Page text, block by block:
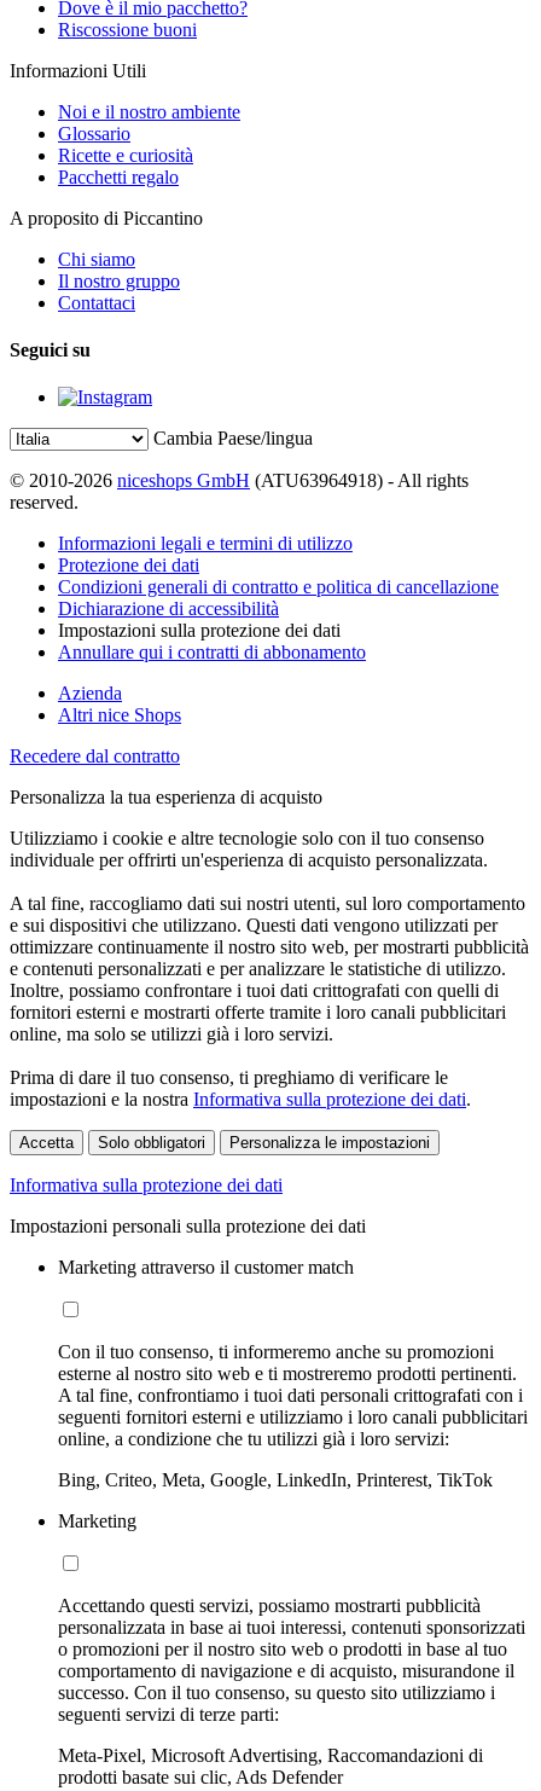
Dove è il mio pacchetto?
Riscossione buoni
Informazioni Utili
Noi e il nostro ambiente
Glossario
Ricette e curiosità
Pacchetti regalo
A proposito di Piccantino
Chi siamo
Il nostro gruppo
Contattaci
Seguici su
Cambia Paese/lingua
© 2010-2026 niceshops GmbH (ATU63964918) - All rights
reserved.
Informazioni legali e termini di utilizzo
Protezione dei dati
Condizioni generali di contratto e politica di cancellazione
Dichiarazione di accessibilità
Impostazioni sulla protezione dei dati
Annullare qui i contratti di abbonamento
Azienda
Altri nice Shops
Recedere dal contratto
Personalizza la tua esperienza di acquisto
Utilizziamo i cookie e altre tecnologie solo con il tuo consenso
individuale per offrirti un'esperienza di acquisto personalizzata.
A tal fine, raccogliamo dati sui nostri utenti, sul loro comportamento
e sui dispositivi che utilizzano. Questi dati vengono utilizzati per
ottimizzare continuamente il nostro sito web, per mostrarti pubblicità
e contenuti personalizzati e per analizzare le statistiche di utilizzo.
Inoltre, possiamo confrontare i tuoi dati crittografati con quelli di
fornitori esterni e mostrarti offerte tramite i loro canali pubblicitari
online, ma solo se utilizzi già i loro servizi.
Prima di dare il tuo consenso, ti preghiamo di verificare le
impostazioni e la nostra Informativa sulla protezione dei dati.
Accetta Solo obbligatori Personalizza le impostazioni
Informativa sulla protezione dei dati
Impostazioni personali sulla protezione dei dati
Marketing attraverso il customer match
Con il tuo consenso, ti informeremo anche su promozioni
esterne al nostro sito web e ti mostreremo prodotti pertinenti.
A tal fine, confrontiamo i tuoi dati personali crittografati con i
seguenti fornitori esterni e utilizziamo i loro canali pubblicitari
online, a condizione che tu utilizzi già i loro servizi:
Bing, Criteo, Meta, Google, LinkedIn, Printerest, TikTok
Marketing
Accettando questi servizi, possiamo mostrarti pubblicità
personalizzata in base ai tuoi interessi, contenuti sponsorizzati
o promozioni per il nostro sito web o prodotti in base al tuo
comportamento di navigazione e di acquisto, misurandone il
successo. Con il tuo consenso, su questo sito utilizziamo i
seguenti servizi di terze parti:
Meta-Pixel, Microsoft Advertising, Raccomandazioni di
prodotti basate sui clic, Ads Defender